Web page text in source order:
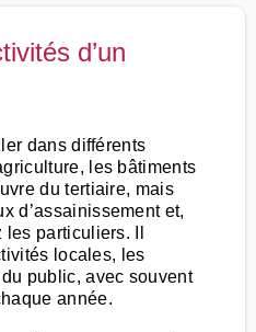
d’un
dans différents
les bâtiments
du tertiaire, mais
d’assainissement et,
particuliers. Il
locales, les
public, avec souvent
année.